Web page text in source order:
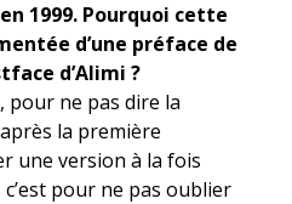
1999. Pourquoi cette
d’une préface de
d’Alimi ?
pour ne pas dire la
la première
une version à la fois
pour ne pas oublier